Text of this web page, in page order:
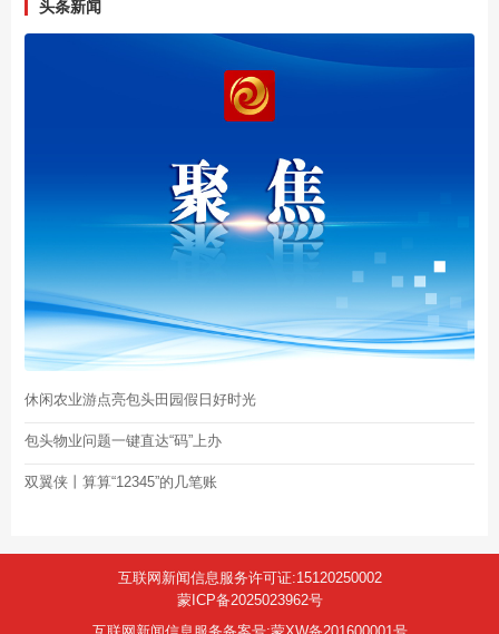
头条新闻
休闲农业游点亮包头田园假日好时光
包头物业问题一键直达“码”上办
双翼侠丨算算“12345”的几笔账
互联网新闻信息服务许可证:15120250002
蒙ICP备2025023962号